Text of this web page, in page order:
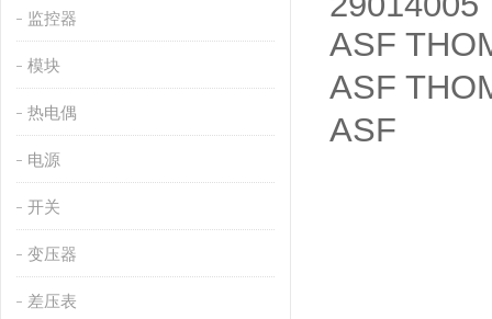
监控器
模块
热电偶
电源
开关
变压器
差压表
ASF
ASF
ASF